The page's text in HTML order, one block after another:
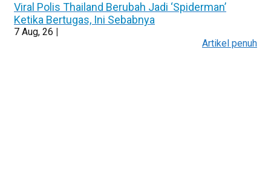
Viral Polis Thailand Berubah Jadi ‘Spiderman’
Ketika Bertugas, Ini Sebabnya
7 Aug, 26
Artikel penuh